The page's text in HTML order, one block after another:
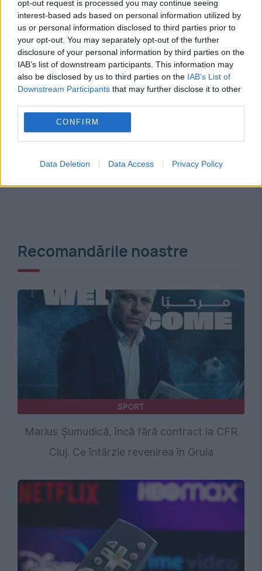
opt-out request is processed you may continue seeing
interest-based ads based on personal information utilized by
us or personal information disclosed to third parties prior to
your opt-out. You may separately opt-out of the further
disclosure of your personal information by third parties on the
IAB’s list of downstream participants. This information may
also be disclosed by us to third parties on the IAB’s List of
Downstream Participants that may further disclose it to other
CONFIRM
Data Deletion Data Access Privacy Policy
nationala
Recomandările noastre
SPORT
Marius Șumudică, încă fără contract la CFR
Cluj. Ce întârzie revenirea în Gruia